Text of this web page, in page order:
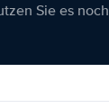
Sie es noch